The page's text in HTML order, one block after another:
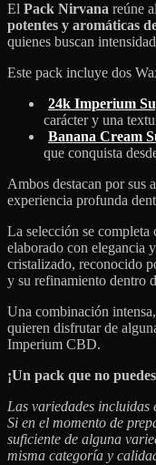
El Pack Nirvana reúne
potentes y aromáticas
quienes buscan
Este pack incluye dos
24k Imperium
carácter y una
Banana Cream
que conquista
Ambos destacan por sus
experiencia profunda
La selección se completa
elaborado con elegancia
cristalizado, reconocido
y su refinamiento dentro
Una combinación
quieren disfrutar de
Imperium CBD.
¡Un pack que no
Las variedades incluidas
Si en el momento de
suficiente de alguna
misma categoría y